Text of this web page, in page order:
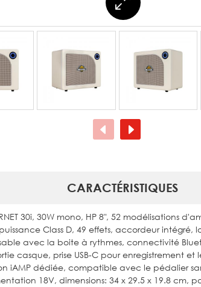
CARACTÉRISTIQUES
30i, 30W mono, HP 8", 52 modélisations
Class D, 49 effets, accordeur intégré,
avec la boite à rythmes, connectivité
casque, prise USB-C pour enregistrement et
iAMP dédiée, compatible avec le pédalier
18V, dimensions: 34 x 29.5 x 19.8 cm,